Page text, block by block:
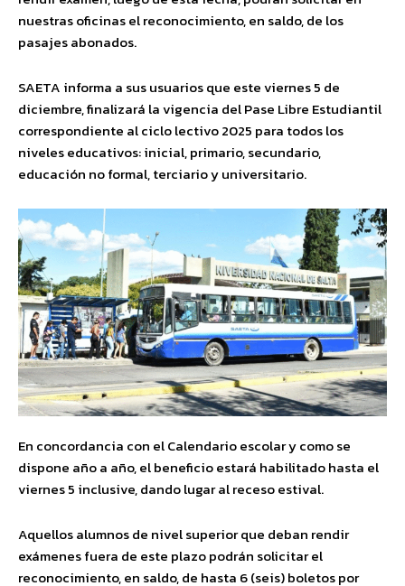
nuestras oficinas el reconocimiento, en saldo, de los
pasajes abonados.
SAETA informa a sus usuarios que este viernes 5 de
diciembre, finalizará la vigencia del Pase Libre Estudiantil
correspondiente al ciclo lectivo 2025 para todos los
niveles educativos: inicial, primario, secundario,
educación no formal, terciario y universitario.
En concordancia con el Calendario escolar y como se
dispone año a año, el beneficio estará habilitado hasta el
viernes 5 inclusive, dando lugar al receso estival.
Aquellos alumnos de nivel superior que deban rendir
exámenes fuera de este plazo podrán solicitar el
reconocimiento, en saldo, de hasta 6 (seis) boletos por